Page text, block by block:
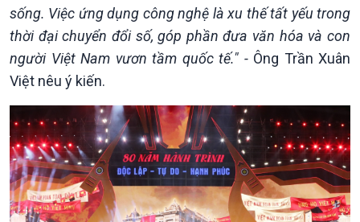
sống. Việc ứng dụng công nghệ là xu thế tất yếu trong
thời đại chuyển đổi số, góp phần đưa văn hóa và con
người Việt Nam vươn tầm quốc tế." - Ông Trần Xuân
Việt nêu ý kiến.